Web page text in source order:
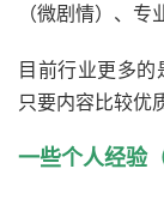
（微剧情）、专
目前行业更多的
只要内容比较优
一些个人经验